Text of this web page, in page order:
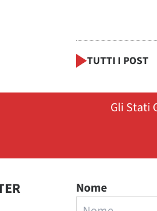
TUTTI I POST
Gli Stati
Nome